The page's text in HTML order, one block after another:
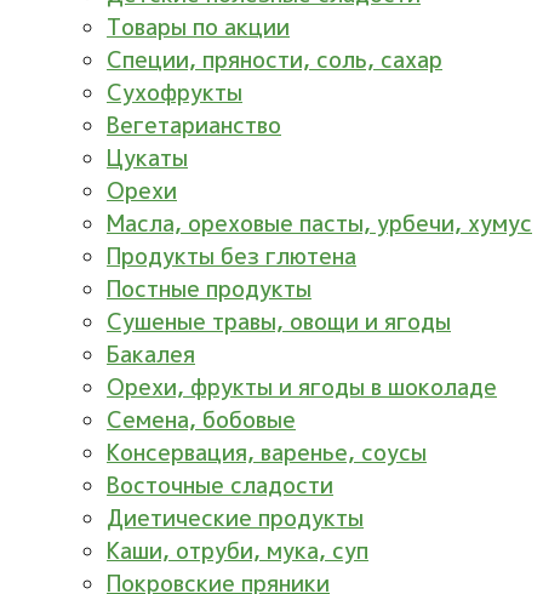
Товары по акции
Специи, пряности, соль, сахар
Сухофрукты
Вегетарианство
Цукаты
Орехи
Масла, ореховые пасты, урбечи, хумус
Продукты без глютена
Постные продукты
Сушеные травы, овощи и ягоды
Бакалея
Орехи, фрукты и ягоды в шоколаде
Семена, бобовые
Консервация, варенье, соусы
Восточные сладости
Диетические продукты
Каши, отруби, мука, суп
Покровские пряники